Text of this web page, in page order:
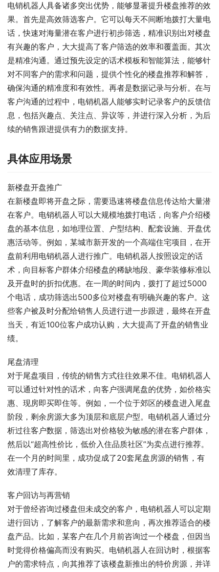
电销机器人具备诸多突出优势，能够显著提升楼盘推荐的效
果。首先是高效筛选客户。它可以每天不间断地拨打大量电
话，快速对海量潜在客户进行初步筛选，精准识别出对楼盘
有兴趣的客户，大大提高了客户筛选的效率和覆盖面。其次
是精准沟通。通过预先设定的话术模板和智能算法，能够针
对不同客户的需求和问题，提供个性化的楼盘推荐和解答，
确保沟通的精准度和有效性。再者是数据记录与分析。在与
客户沟通的过程中，电销机器人能够实时记录客户的反馈信
息，包括兴趣点、关注点、异议等，并进行深入分析，为后
续的销售跟进提供有力的数据支持。
具体应用场景
新楼盘开盘推广
在新楼盘即将开盘之际，需要迅速将楼盘信息传达给大量潜
在客户。电销机器人可以大规模地拨打电话，向客户介绍楼
盘的基本信息，如地理位置、户型结构、配套设施、开盘优
惠活动等。例如，某城市新开发的一个高端住宅项目，在开
盘前利用电销机器人进行推广。电销机器人按照设定的话
术，向目标客户群体介绍楼盘的稀缺地段、豪华装修标准以
及开盘时的折扣优惠。在一周的时间内，拨打了超过5000
个电话，成功筛选出500多位对楼盘有明确兴趣的客户。这
些客户被及时分配给销售人员进行进一步跟进，最终在开盘
当天，有近100位客户成功认购，大大提高了开盘的销售业
绩。
尾盘清理
对于尾盘项目，传统的销售方式往往效果不佳。电销机器人
可以通过针对性的话术，向客户强调尾盘的优势，如价格实
惠、现房即买即住等。例如，一个位于郊区的楼盘进入尾盘
阶段，剩余房源大多为顶层和底层户型。电销机器人通过分
析过往客户数据，筛选出对价格较为敏感的潜在客户群体，
然后以“超高性价比，低价入住品质社区”为卖点进行推荐。
在一个月的时间里，成功促成了20套尾盘房源的销售，有
效清理了库存。
客户回访与再营销
对于曾经咨询过楼盘但未成交的客户，电销机器人可以定期
进行回访，了解客户的最新需求和意向，再次推荐适合的楼
盘产品。比如，某客户在几个月前咨询过一个楼盘，但因当
时觉得价格偏高而没有购买。电销机器人在回访时，根据客
户的需求特点，向其推荐了该楼盘新推出的特价房源，并详